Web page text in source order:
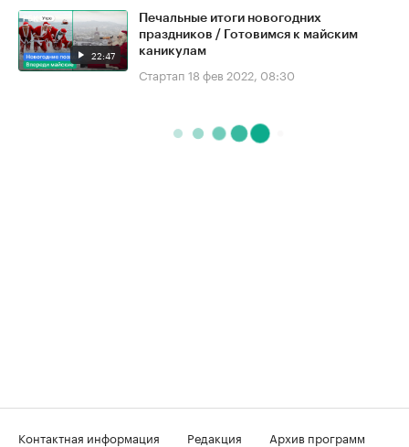
22:47
Печальные итоги новогодних
праздников / Готовимся к майским
каникулам
Стартап 18 фев 2022, 08:30
Контактная информация Редакция
Архив программ